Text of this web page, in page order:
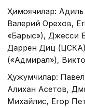
Ҳимоячилар:
Валерий Орехов,
«Барыс»), Джесси
Даррен Диц
(«Адмирал»),
Ҳужумчилар:
Алихан Асетов,
Михайлис, Егор